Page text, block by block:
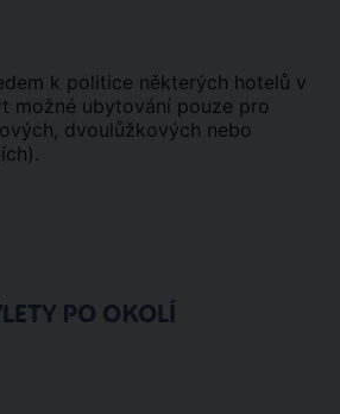
k politice některých hotelů v
možné ubytování pouze pro
dvoulůžkových nebo
PO OKOLÍ